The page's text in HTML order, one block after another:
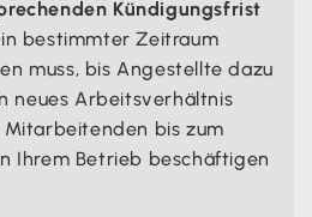
Kündigungsfrist
bestimmter Zeitraum
muss, bis Angestellte dazu
neues Arbeitsverhältnis
bis zum
Ihrem Betrieb beschäftigen